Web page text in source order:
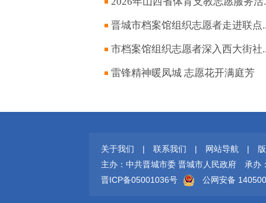
晋城市档案馆组织志愿者走进联点
市档案馆组织志愿者深入西大街社
雷锋精神暖凤城 志愿花开满庭芳